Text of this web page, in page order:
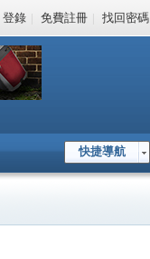
登錄 | 免費註冊 | 找回密碼
快捷導航